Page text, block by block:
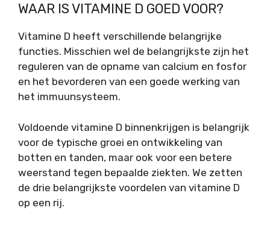
WAAR IS VITAMINE D GOED VOOR?
Vitamine D heeft verschillende belangrijke
functies. Misschien wel de belangrijkste zijn het
reguleren van de opname van calcium en fosfor
en het bevorderen van een goede werking van
het immuunsysteem.
Voldoende vitamine D binnenkrijgen is belangrijk
voor de typische groei en ontwikkeling van
botten en tanden, maar ook voor een betere
weerstand tegen bepaalde ziekten. We zetten
de drie belangrijkste voordelen van vitamine D
op een rij.